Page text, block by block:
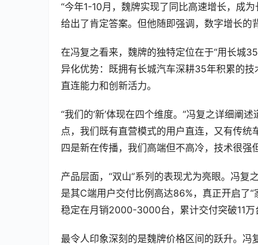
“今年1-10月，魏牌实现了同比高速增长，成
给出了肯定答案。但他随即强调，数字增长
在冯复之看来，魏牌的独特定位在于“用长城
异化优势：既拥有长城汽车深耕35年积累的
直连能力和创新活力。
“我们的‘新’体现在四个维度。”冯复之详细阐
点，我们既有直营模式的用户直连，又有传
四是新在传播，我们高端但不高冷，技术很强
产品层面，“双山”系列的表现尤为亮眼。冯
是其C端用户交付比例高达86%，真正开启了
稳定在月销2000-3000台，累计交付突破11万
最令人印象深刻的是魏牌价格区间的跃升。